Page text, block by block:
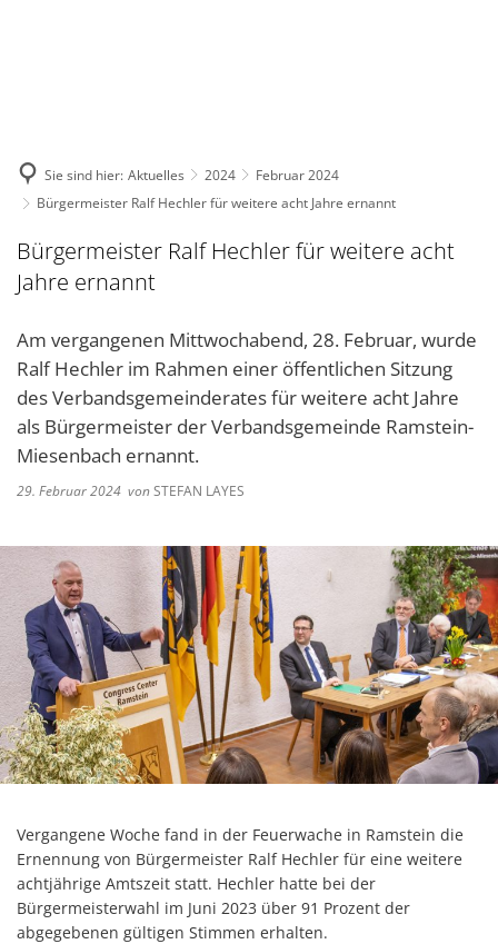
Sie sind hier: Aktuelles 2024
Februar 2024
Bürgermeister Ralf Hechler für weitere acht Jahre ernannt
Bürgermeister Ralf Hechler für weitere acht
Jahre ernannt
Am vergangenen Mittwochabend, 28. Februar, wurde
Ralf Hechler im Rahmen einer öffentlichen Sitzung
des Verbandsgemeinderates für weitere acht Jahre
als Bürgermeister der Verbandsgemeinde Ramstein-
Miesenbach ernannt.
29. Februar 2024 vonSTEFAN LAYES
Vergangene Woche fand in der Feuerwache in Ramstein die
Ernennung von Bürgermeister Ralf Hechler für eine weitere
achtjährige Amtszeit statt. Hechler hatte bei der
Bürgermeisterwahl im Juni 2023 über 91 Prozent der
abgegebenen gültigen Stimmen erhalten.